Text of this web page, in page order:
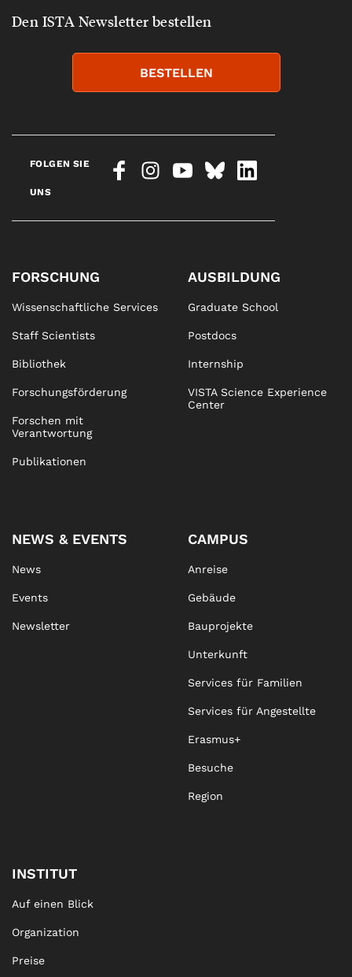
Den ISTA Newsletter bestellen
BESTELLEN
FOLGEN SIE
UNS
FORSCHUNG
Wissenschaftliche Services
Staff Scientists
Bibliothek
Forschungsförderung
Forschen mit
Verantwortung
Publikationen
AUSBILDUNG
Graduate School
Postdocs
Internship
VISTA Science Experience
Center
NEWS & EVENTS
News
Events
Newsletter
CAMPUS
Anreise
Gebäude
Bauprojekte
Unterkunft
Services für Familien
Services für Angestellte
Erasmus+
Besuche
Region
INSTITUT
Auf einen Blick
Organization
Preise